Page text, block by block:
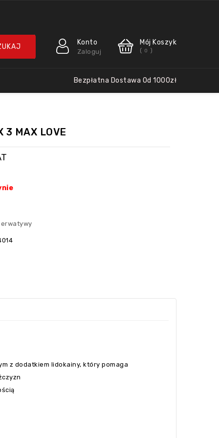
Konto
Zaloguj
Mój Koszyk
( 0 )
Bezpłatna Dostawa Od 1000zł
3 MAX LOVE
z dodatkiem lidokainy, który pomaga